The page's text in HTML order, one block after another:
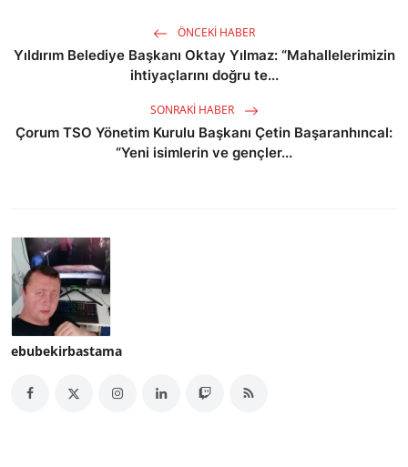
ÖNCEKI HABER
Yıldırım Belediye Başkanı Oktay Yılmaz: “Mahallelerimizin
ihtiyaçlarını doğru te...
SONRAKI HABER
Çorum TSO Yönetim Kurulu Başkanı Çetin Başaranhıncal:
“Yeni isimlerin ve gençler...
ebubekirbastama